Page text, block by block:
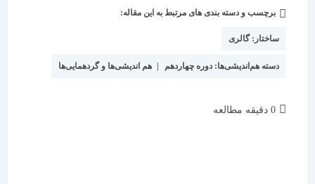
شده
برچسب و دسته بندی های مرتبط به این مقاله:
ساختار:گالری
دسته هم‌اندیشی‌ها:دوره چهاردهم | هم اندیشی‌ها و گردهمایی‌ها